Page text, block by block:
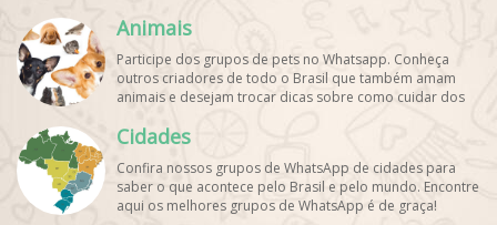
Animais
Participe dos grupos de pets no Whatsapp. Conheça
outros criadores de todo o Brasil que também amam
animais e desejam trocar dicas sobre como cuidar dos
graça!
Cidades
Confira nossos grupos de WhatsApp de cidades para
saber o que acontece pelo Brasil e pelo mundo. Encontre
aqui os melhores grupos de WhatsApp é de graça!